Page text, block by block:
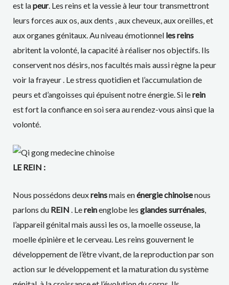
est lapeur. Les reins et la vessie à leur tour transmettront
leurs forces aux os, aux dents , aux cheveux, aux oreilles, et
aux organes génitaux. Au niveau émotionnel les reins
abritent la volonté, la capacité à réaliser nos objectifs. Ils
conservent nos désirs, nos facultés mais aussi règne la peur
voir la frayeur . Le stress quotidien et l’accumulation de
peurs et d’angoisses qui épuisent notre énergie. Si lerein
est fort la confiance en soi sera au rendez-vous ainsi que la
volonté.
LE REIN :
Nous possédons deuxreinsmais enénergie chinoisenous
parlons du REIN . Lereinenglobe les glandes surrénales,
l’appareil génital mais aussi les os, la moelle osseuse, la
moelle épinière et le cerveau. Les reins gouvernent le
développement de l’être vivant, de la reproduction par son
action sur le développement et la maturation du système